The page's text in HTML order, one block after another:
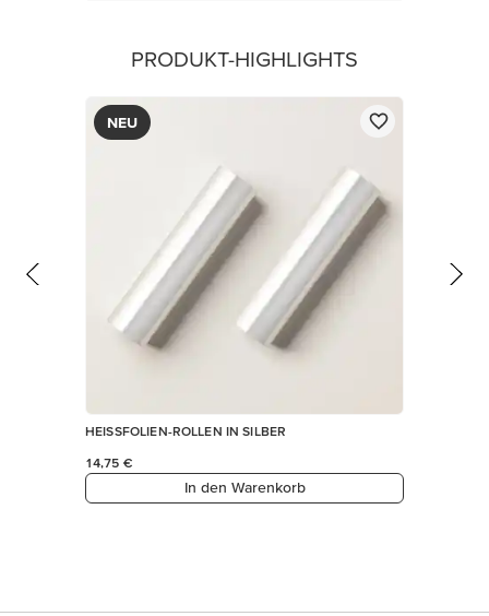
PRODUKT-HIGHLIGHTS
NEU
HEISSFOLIEN-ROLLEN IN SILBER
14,75 €
In den Warenkorb